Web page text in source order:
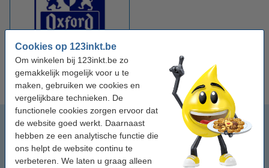
Cookies op 123inkt.be
Om winkelen bij 123inkt.be zo
gemakkelijk mogelijk voor u te
maken, gebruiken we cookies en
vergelijkbare technieken. De
functionele cookies zorgen ervoor dat
de website goed werkt. Daarnaast
hebben ze een analytische functie die
ons helpt de website continu te
verbeteren. We laten u graag alleen
Oxford notitieblokken en
schriften
Cursusblokken
Spiraalblokken